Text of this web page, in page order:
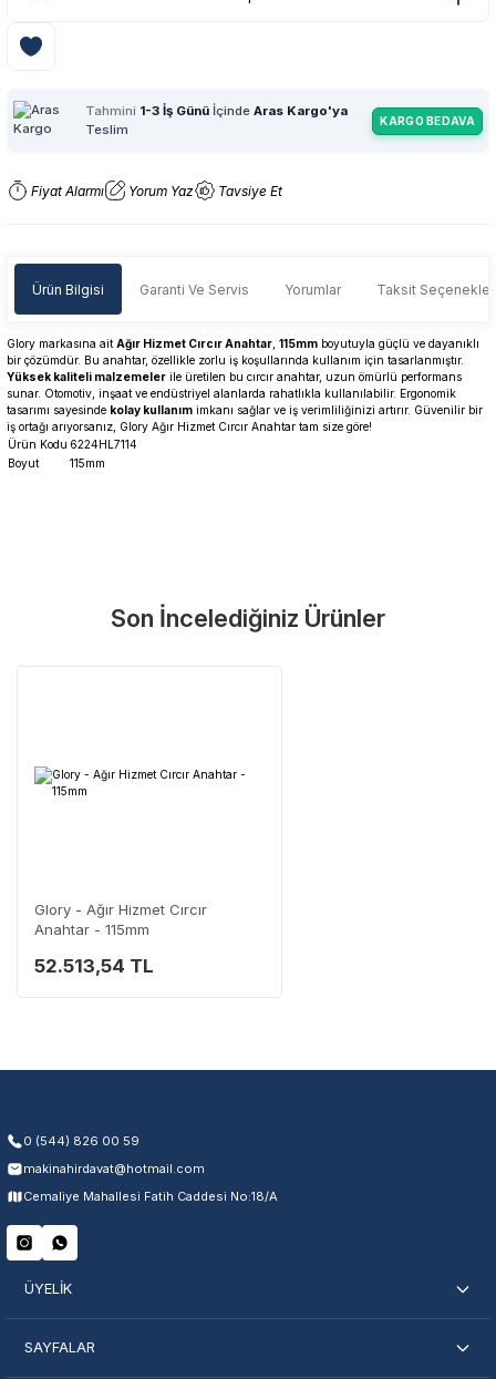
Tahmini 1-3 İş Günü İçinde Aras Kargo'ya
Teslim
KARGO BEDAVA
Fiyat Alarmı Yorum Yaz Tavsiye Et
Ürün Bilgisi Garanti Ve Servis Yorumlar Taksit
Glory markasına ait Ağır Hizmet Cırcır Anahtar 115mm boyutuyla güçlü ve dayanıklı
bir çözümdür. Bu anahtar, özellikle zorlu iş koşullarında kullanım için tasarlanmıştır.
Yüksek kaliteli malzemeler ile üretilen bu cırcır anahtar, uzun ömürlü performans
sunar. Otomotiv, inşaat ve endüstriyel alanlarda rahatlıkla kullanılabilir. Ergonomik
tasarımı sayesinde kolay kullanım imkanı sağlar ve iş verimliliğinizi artırır. Güvenilir bir
iş ortağı arıyorsanız, Glory Ağır Hizmet Cırcır Anahtar tam size göre!
Ürün Kodu 6224HL7114
Boyut
115mm
Tüm ürünlerimiz üretici firma garantisi altındadır. Size en yakın
Orijinal garanti belgeli ürünler
Garanti Kapsamı
Servisi Nasıl Bulurum?
Yorum Yaz
Son İncelediğiniz Ürünler
Glory - Ağır Hizmet Cırcır
Anahtar - 115mm
52.513,54 TL
0 (544) 826 00 59
makinahirdavat@hotmail.com
Cemaliye Mahallesi Fatih Caddesi No:18/A
ÜYELİK
SAYFALAR